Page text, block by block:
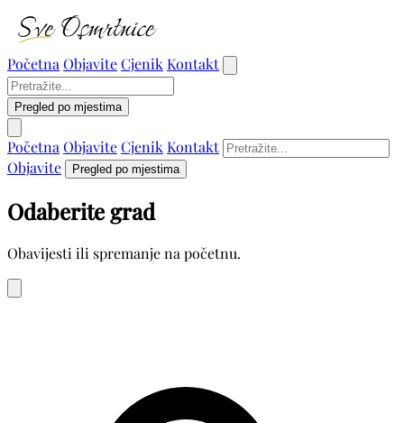
Početna ObjaviteCjenik Kontakt
Pregled po mjestima
Početna ObjaviteCjenik Kontakt
Objavite
Pregled po mjestima
Odaberite grad
Obavijesti ili spremanje na početnu.